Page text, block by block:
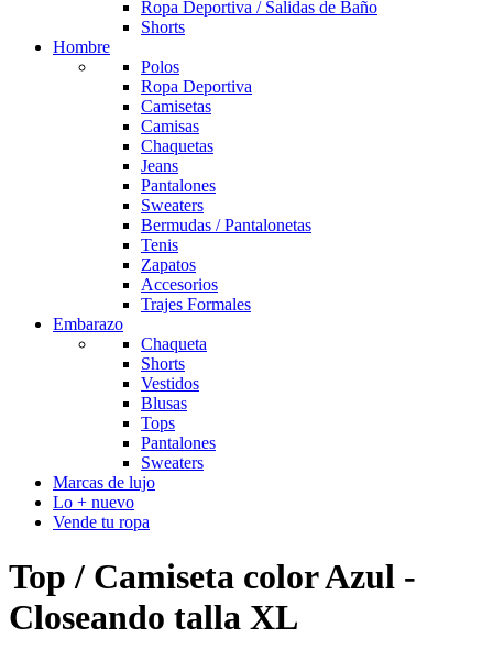
Ropa Deportiva / Salidas de Baño
Shorts
Hombre
Polos
Ropa Deportiva
Camisetas
Camisas
Chaquetas
Jeans
Pantalones
Sweaters
Bermudas / Pantalonetas
Tenis
Zapatos
Accesorios
Trajes Formales
Embarazo
Chaqueta
Shorts
Vestidos
Blusas
Tops
Pantalones
Sweaters
Marcas de lujo
Lo + nuevo
Vende tu ropa
Top / Camiseta color Azul -
Closeando talla XL